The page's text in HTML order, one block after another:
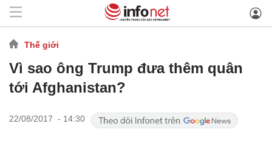
Thế giới
Vì sao ông Trump đưa thêm quân
tới Afghanistan?
22/08/2017 - 14:30